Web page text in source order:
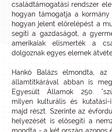
családtámogatási rendszer
hogyan támogatja a
hogyan jelent előrelépést a
segíti a gazdaságot, a
amerikaiak elismerték a
dolgoznak egyes elemek
Hankó Balázs elmondta, az
államtitkárával abban is
Egyesült Államok 250.
milyen kulturális és kutatási-
majd részt. Szerinte az
helyezését is elősegíti a